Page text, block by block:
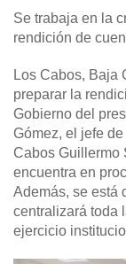
Se trabaja en la
rendición de
Los Cabos, Baja
preparar la
Gobierno del
Gómez, el jefe
Cabos Guillermo
encuentra en
Además, se está
centralizará toda
ejercicio